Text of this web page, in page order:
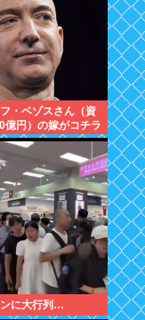
フ・ベゾスさん（資
億円）の嫁がコチラ
ンに大行列…